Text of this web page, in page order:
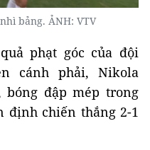
bảng. ẢNH: VTV
phạt góc của đội
cánh phải, Nikola
bóng đập mép trong
định chiến thắng 2-1